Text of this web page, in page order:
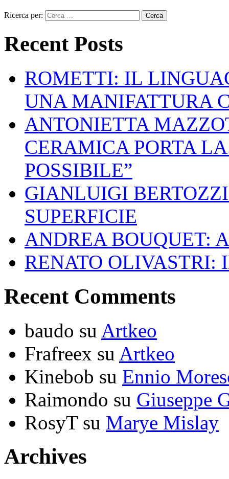
Ricerca per:
Recent Posts
ROMETTI: IL
UNA MANIFATTURA
ANTONIETTA
CERAMICA PORTA
POSSIBILE”
GIANLUIGI
SUPERFICIE
ANDREA BOUQUET:
RENATO OLIVASTRI:
Recent Comments
baudo su Artkeo
Frafreex su Artkeo
Kinebob su Ennio
Raimondo su Giuseppe
RosyTsu Marye Mislay
Archives